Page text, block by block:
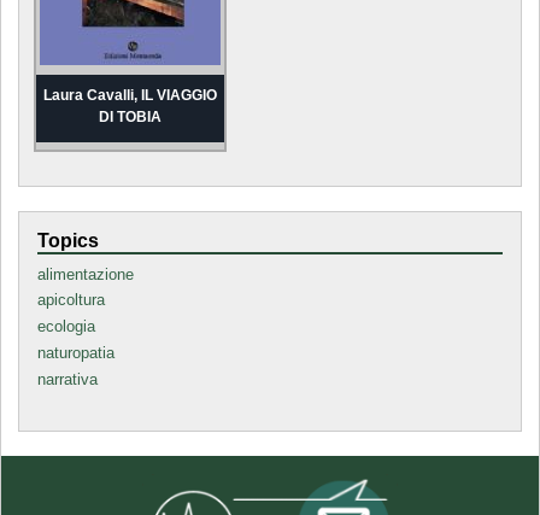
Laura Cavalli, IL VIAGGIO
DI TOBIA
Topics
alimentazione
apicoltura
ecologia
naturopatia
narrativa